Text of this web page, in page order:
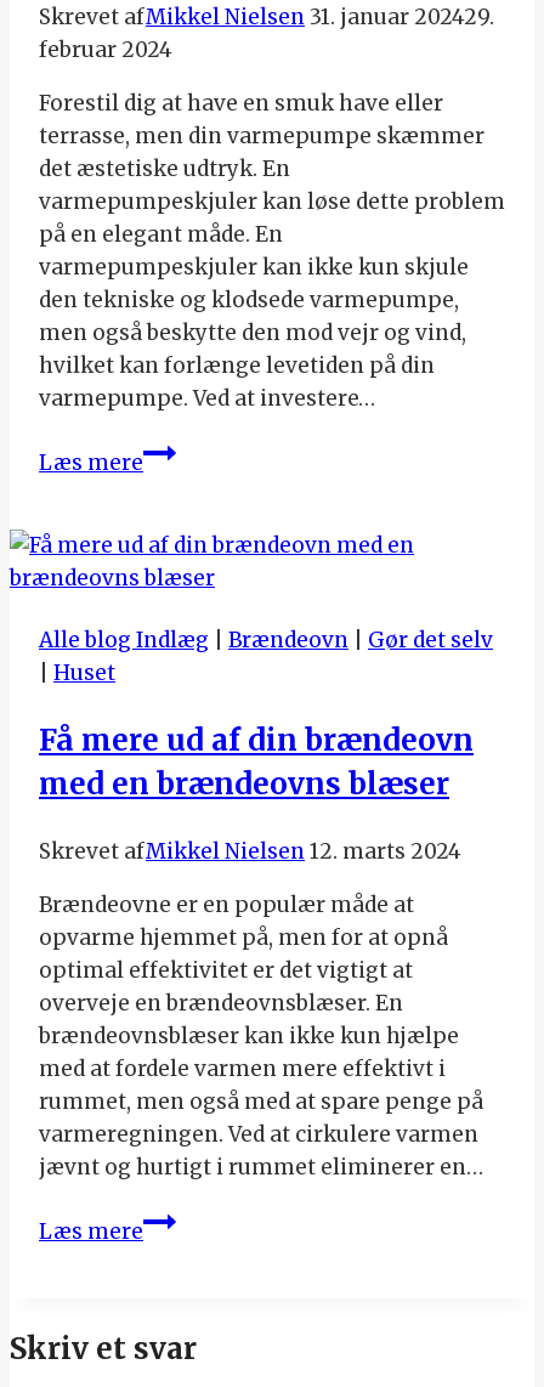
Skrevet afMikkel Nielsen 31. januar 202429.
februar 2024
Forestil dig at have en smuk have eller
terrasse, men din varmepumpe skæmmer
det æstetiske udtryk. En
varmepumpeskjuler kan løse dette problem
på en elegant måde. En
varmepumpeskjuler kan ikke kun skjule
den tekniske og klodsede varmepumpe,
men også beskytte den mod vejr og vind,
hvilket kan forlænge levetiden på din
varmepumpe. Ved at investere…
Læs mereHvorfor
Overveje
En
Alle blog Indlæg
Brændeovn
Gør det selv
Huset
Få mere ud af din brændeovn
med en brændeovns blæser
Skrevet afMikkel Nielsen12. marts 2024
Brændeovne er en populær måde at
opvarme hjemmet på, men for at opnå
optimal effektivitet er det vigtigt at
overveje en brændeovnsblæser. En
brændeovnsblæser kan ikke kun hjælpe
med at fordele varmen mere effektivt i
rummet, men også med at spare penge på
varmeregningen. Ved at cirkulere varmen
jævnt og hurtigt i rummet eliminerer en…
Læs mereFå
din
Skriv et svar